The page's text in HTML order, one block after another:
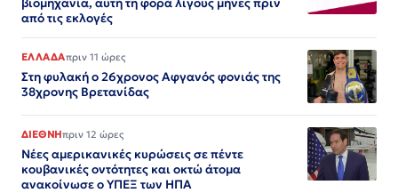
από τις εκλογές
ΕΛΛΑΔΑπριν 11 ώρες
Στη φυλακή ο 26χρονος Αφγανός φονιάς της
38χρονης Βρετανίδας
ΔΙΕΘΝΗπριν 12 ώρες
Νέες αμερικανικές κυρώσεις σε πέντε
κουβανικές οντότητες και οκτώ άτομα
ανακοίνωσε ο ΥΠΕΞ των ΗΠΑ